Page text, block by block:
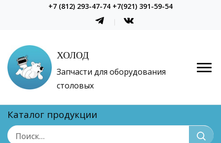
+7 (812) 293-47-74 +7(921) 391-59-54
ХОЛОД
Запчасти для оборудования
столовых
Каталог продукции